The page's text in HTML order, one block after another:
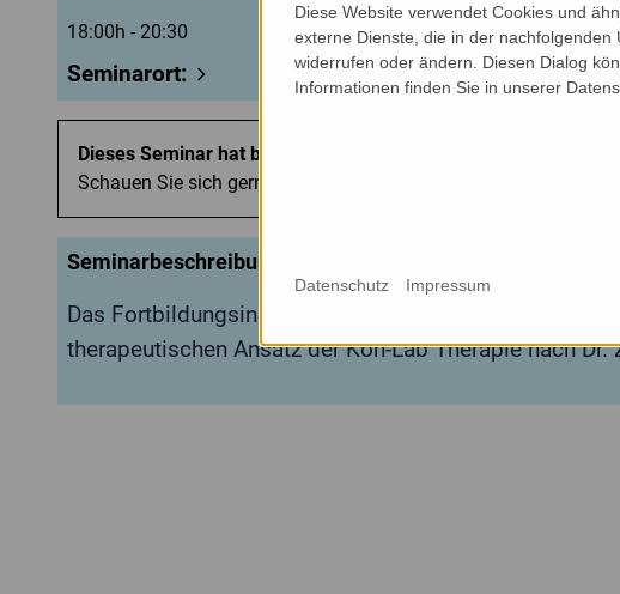
18:00h - 20:30
Seminarort:
Dieses Seminar hat bereits stattgefunden.
Schauen Sie sich gerne unsere
Seminarbeschreibung:
Das Fortbildungsinstitut Logotrain bietet eine
therapeutischen Ansatz der Kon-Lab Therapie nach
Diese Website verwendet Cookies und
externe Dienste, die in der
widerrufen oder ändern. Diesen Dialog
Informationen finden Sie in unserer
Datenschutz Impressum